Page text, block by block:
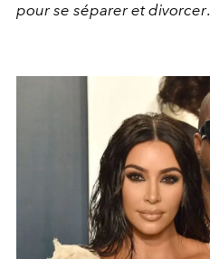
pour se séparer et divorcer.